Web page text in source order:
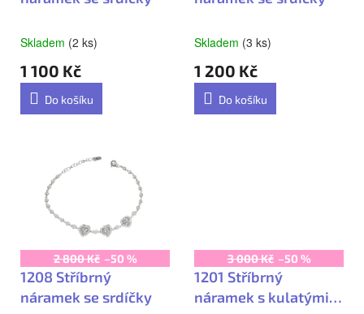
ů
d
u
Skladem (2 ks)
1 100 Kč
Do košíku
Skladem (3 ks)
1 200 Kč
Do košíku
2 800 Kč –50 %
1208 Stříbrný
náramek se srdíčky
3 000 Kč –50 %
1201 Stříbrný
náramek s kulatými